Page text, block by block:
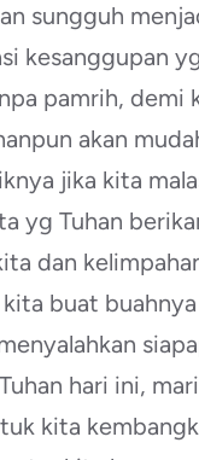
sungguh
kesanggupan
pamrih, demi
akan
jika kita
yg Tuhan
dan
buat
hari ini,
kita